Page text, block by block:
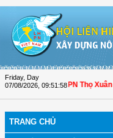
Friday, Day
07/08/2026 09:51:58
Hóa: Hội LHPN Thọ Xuân
TRANG CHỦ